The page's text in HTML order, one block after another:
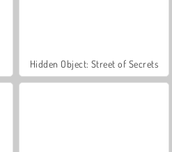
Hidden Object: Street of Secrets